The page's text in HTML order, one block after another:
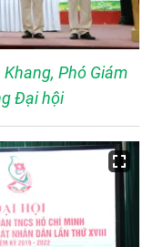
Phó Giám
Đại hội